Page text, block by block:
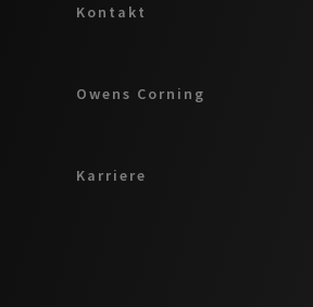
Kontakt
Owens Corning
Karriere